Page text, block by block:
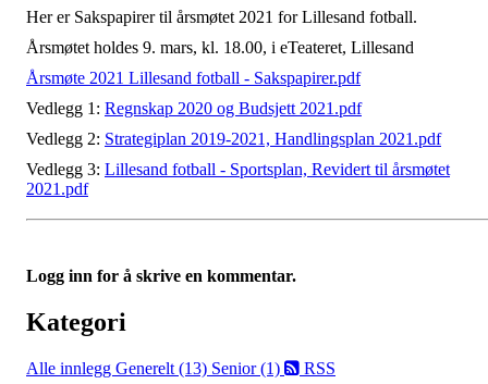
Her er Sakspapirer til årsmøtet 2021 for Lillesand fotball.
Årsmøtet holdes 9. mars, kl. 18.00, i eTeateret, Lillesand
Årsmøte 2021 Lillesand fotball - Sakspapirer.pdf
Vedlegg 1: Regnskap 2020 og Budsjett 2021.pdf
Vedlegg 2: Strategiplan 2019-2021, Handlingsplan 2021.pdf
Vedlegg 3: Lillesand fotball - Sportsplan, Revidert til årsmøtet
2021.pdf
Logg inn for å skrive en kommentar.
Kategori
Alle innlegg Generelt (13) Senior (1) RSS